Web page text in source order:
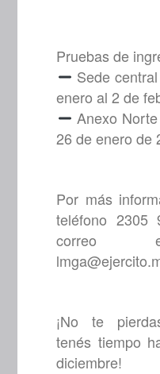
Pruebas de
Sede
enero al 2 de
Anexo
26 de enero de
Por más
teléfono
correo
¡No te
tenés tiempo
diciembre!